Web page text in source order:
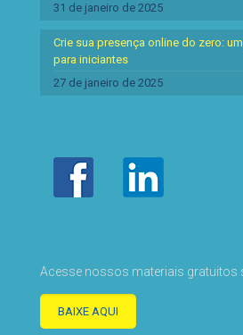
31 de janeiro de 2025
Crie sua presença online do zero:
para iniciantes
27 de janeiro de 2025
Acesse nossos materiais gratuitos
BAIXE AQUI